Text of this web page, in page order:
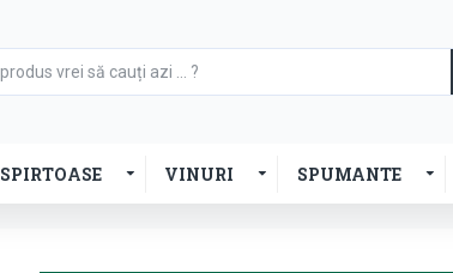
SPIRTOASE VINURI SPUMANTE